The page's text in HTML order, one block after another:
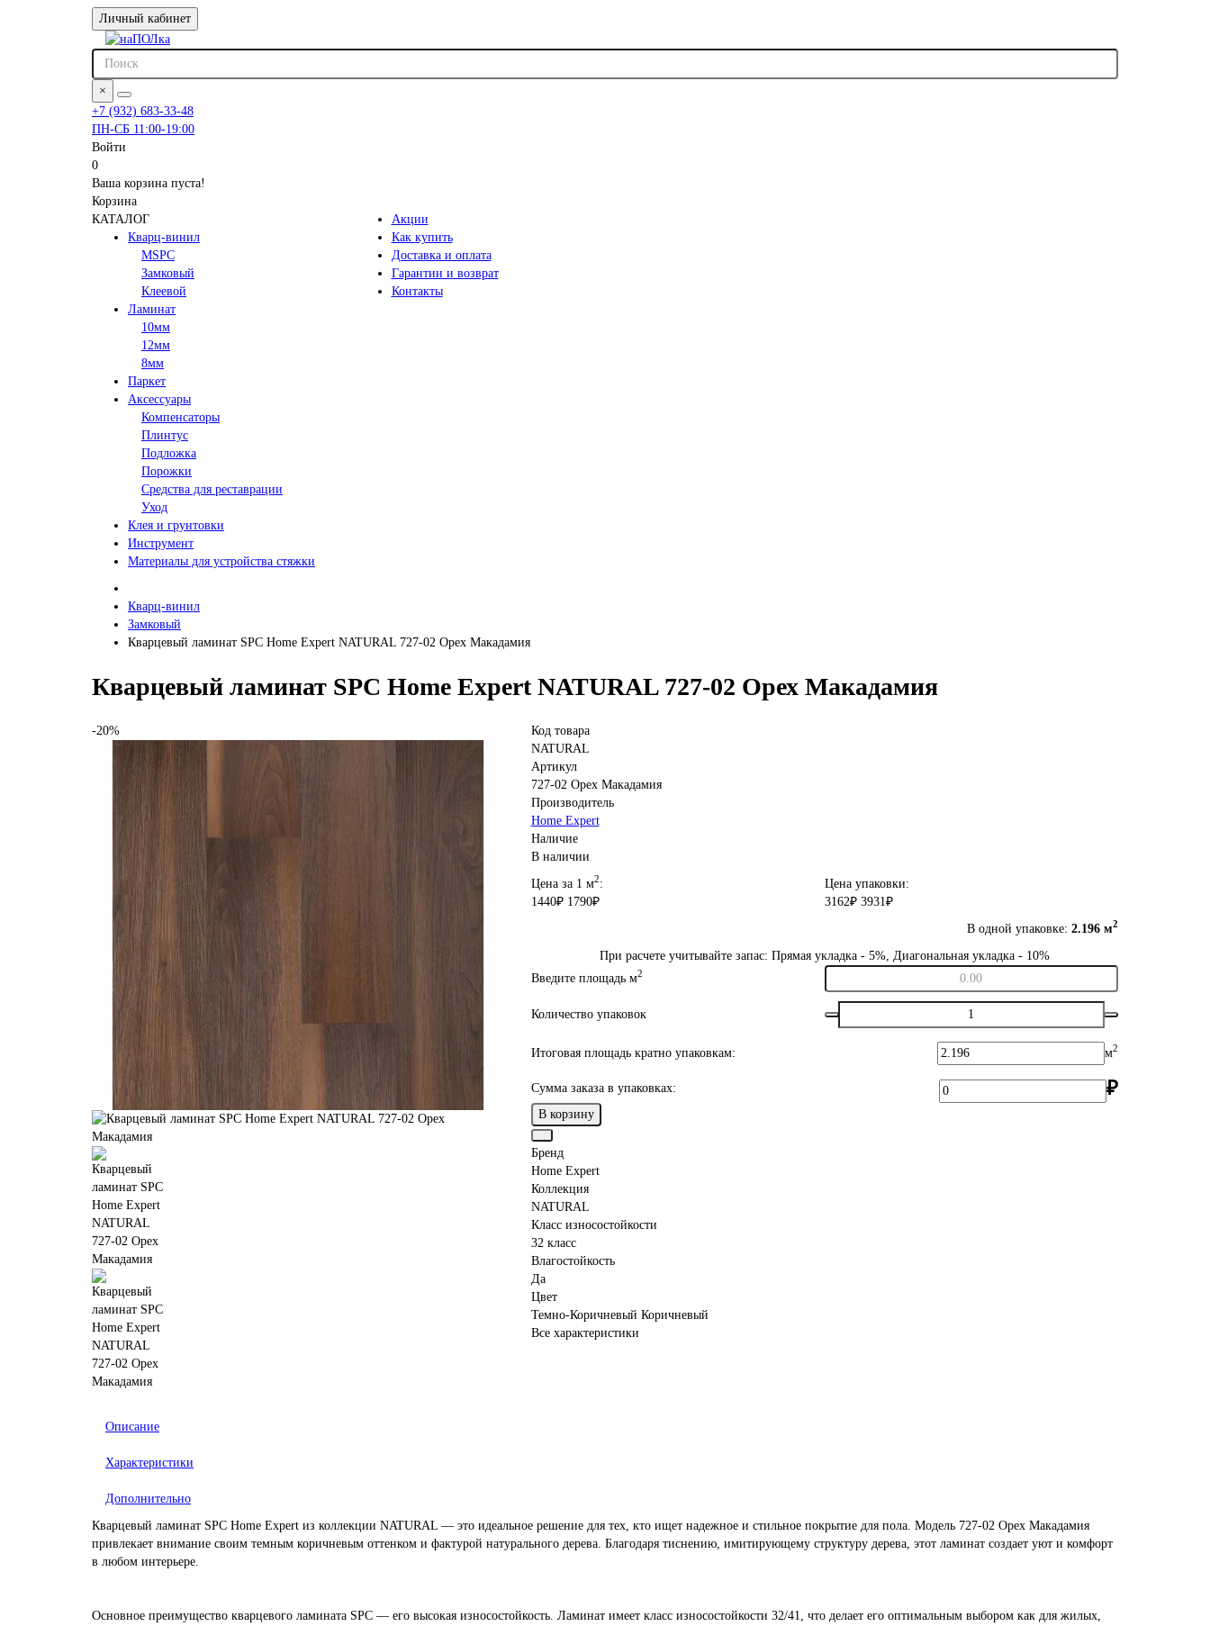
Личный кабинет
×
+7 (932) 683-33-48
ПН-СБ 11:00-19:00
Войти
0
Ваша корзина пуста!
Корзина
КАТАЛОГ
Кварц-винил
MSPC
Замковый
Клеевой
Ламинат
10мм
12мм
8мм
Паркет
Аксессуары
Компенсаторы
Плинтус
Подложка
Порожки
Средства для реставрации
Уход
Клея и грунтовки
Инструмент
Материалы для устройства стяжки
Акции
Как купить
Доставка и оплата
Гарантии и возврат
Контакты
Кварц-винил
Замковый
Кварцевый ламинат SPC Home Expert NATURAL 727-02 Орех Макадамия
Кварцевый ламинат SPC Home Expert NATURAL 727-02 Орех Макадамия
-20%
Код товара
NATURAL
Артикул
727-02 Орех Макадамия
Производитель
Home Expert
Наличие
В наличии
Цена за 1 м2:
1440₽ 1790₽
Цена упаковки:
3162₽ 3931₽
В одной упаковке: 2.196 м2
При расчете учитывайте запас: Прямая укладка - 5%, Диагональная укладка - 10%
Введите площадь м2
Количество упаковок
Итоговая площадь кратно упаковкам: м2
Сумма заказа в упаковках: ₽
В корзину
Бренд
Home Expert
Коллекция
NATURAL
Класс износостойкости
32 класс
Влагостойкость
Да
Цвет
Темно-Коричневый Коричневый
Все характеристики
Описание
Характеристики
Дополнительно
Кварцевый ламинат SPC Home Expert из коллекции NATURAL — это идеальное решение для тех, кто ищет надежное и стильное покрытие для пола. Модель 727-02 Орех Макадамия
привлекает внимание своим темным коричневым оттенком и фактурой натурального дерева. Благодаря тиснению, имитирующему структуру дерева, этот ламинат создает уют и комфорт
в любом интерьере.
Основное преимущество кварцевого ламината SPC — его высокая износостойкость. Ламинат имеет класс износостойкости 32/41, что делает его оптимальным выбором как для жилых,